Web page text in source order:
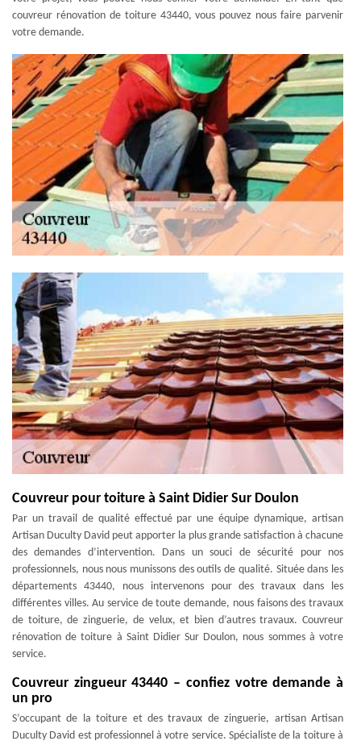
couvreur rénovation de toiture 43440, vous pouvez nous faire parvenir
votre demande.
Couvreur pour toiture à Saint Didier Sur Doulon
Par un travail de qualité effectué par une équipe dynamique, artisan
Artisan Duculty David peut apporter la plus grande satisfaction à chacune
des demandes d’intervention. Dans un souci de sécurité pour nos
professionnels, nous nous munissons des outils de qualité. Située dans les
départements 43440, nous intervenons pour des travaux dans les
différentes villes. Au service de toute demande, nous faisons des travaux
de toiture, de zinguerie, de velux, et bien d’autres travaux. Couvreur
rénovation de toiture à Saint Didier Sur Doulon, nous sommes à votre
service.
Couvreur zingueur 43440 – confiez votre demande à
un pro
S’occupant de la toiture et des travaux de zinguerie, artisan Artisan
Duculty David est professionnel à votre service. Spécialiste de la toiture à